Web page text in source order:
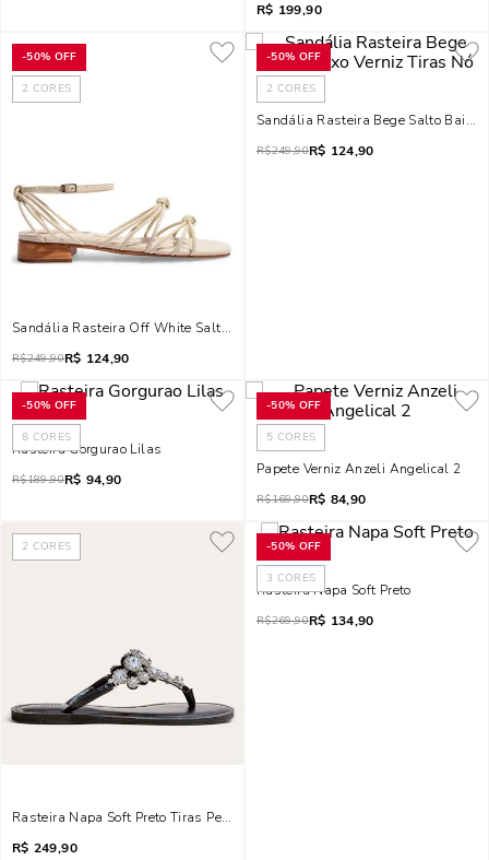
R$ 199,90
-50% OFF
2 CORES
Sandália Rasteira Off White Salto Baixo Verniz Tiras Nó
R$249,90R$ 124,90
-50% OFF
2 CORES
Sandália Rasteira Bege Salto Baixo
R$249,90R$ 124,90
-50% OFF
8 CORES
Rasteira Gorgurao Lilas
R$189,90R$ 94,90
-50% OFF
5 CORES
Papete Verniz Anzeli Angelical 2
R$169,90R$ 84,90
2 CORES
Rasteira Napa Soft Preto Tiras Pedrarias
R$ 249,90
-50% OFF
3 CORES
Rasteira Napa Soft Preto
R$269,90R$ 134,90